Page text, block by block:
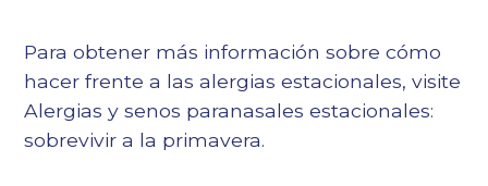
Para obtener más información sobre cómo
hacer frente a las alergias estacionales, visite
Alergias y senos paranasales estacionales:
sobrevivir a la primavera.